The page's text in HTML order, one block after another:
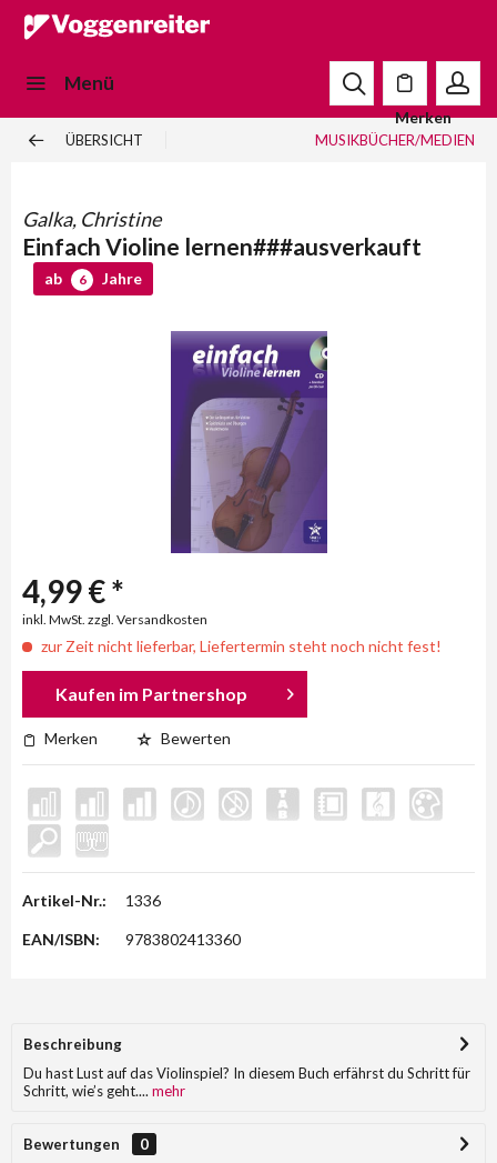
Menü
Merken
ÜBERSICHT MUSIKBÜCHER/MEDIEN
Galka, Christine
Einfach Violine lernen###ausverkauft
ab 6 Jahre
4,99 € *
inkl. MwSt. zzgl. Versandkosten
zur Zeit nicht lieferbar, Liefertermin steht noch nicht fest!
Kaufen im Partnershop
Merken Bewerten
Artikel-Nr.: 1336
EAN/ISBN: 9783802413360
Beschreibung
Du hast Lust auf das Violinspiel? In diesem Buch erfährst du Schritt für
Schritt, wie’s geht.... mehr
Bewertungen
0